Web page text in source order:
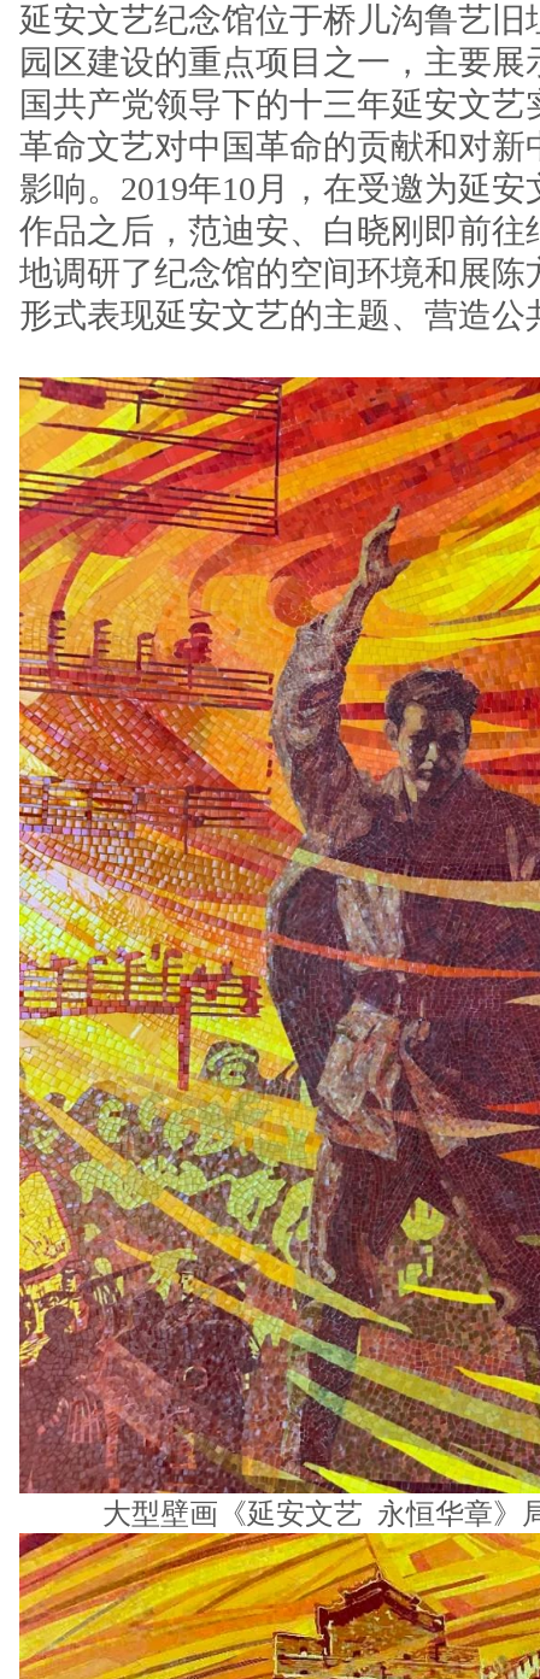
延安文艺纪念馆位于桥儿沟鲁艺旧
园区建设的重点项目之一，主要展
国共产党领导下的十三年延安文
革命文艺对中国革命的贡献和对新
影响。2019年10月，在受邀为延
作品之后，范迪安、白晓刚即前往
地调研了纪念馆的空间环境和展陈
形式表现延安文艺的主题、营造公
大型壁画《延安文艺 永恒华章》